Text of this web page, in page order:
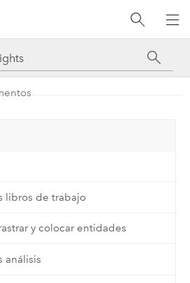
libros de trabajo
y colocar entidades
análisis